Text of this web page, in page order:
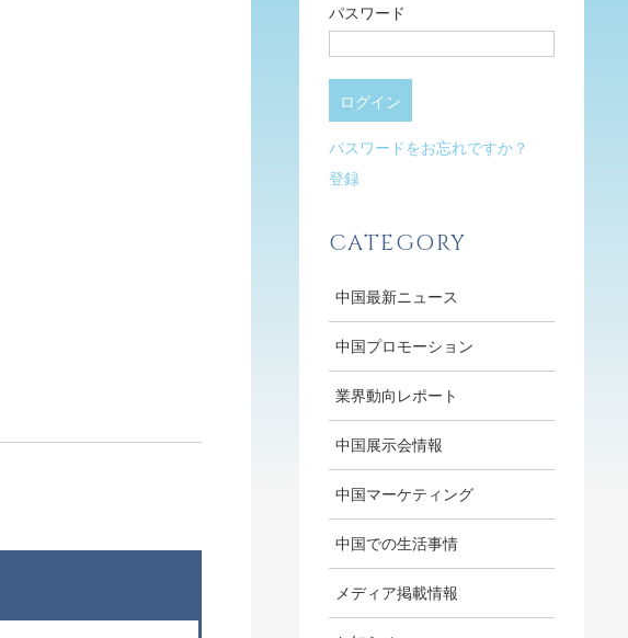
パスワード
パスワードをお忘れですか？
登録
CATEGORY
中国最新ニュース
中国プロモーション
業界動向レポート
中国展示会情報
中国マーケティング
中国での生活事情
メディア掲載情報